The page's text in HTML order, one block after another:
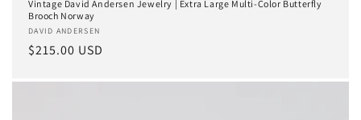
Vintage David Andersen Jewelry | Extra Large Multi-Color Butterfly
Brooch Norway
Anbieter:
DAVID ANDERSEN
Normaler
$215.00 USD